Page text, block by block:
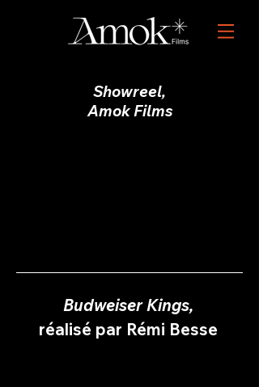
Showreel,
Amok Films
Budweiser Kings,
réalisé par Rémi Besse